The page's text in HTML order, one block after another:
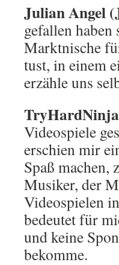
Julian Angel
gefallen haben
Marktnische
tust, in einem
erzähle uns
Videospiele
erschien mir
Spaß machen,
Musiker, der
Videospielen
bedeutet für
und keine
bekomme.